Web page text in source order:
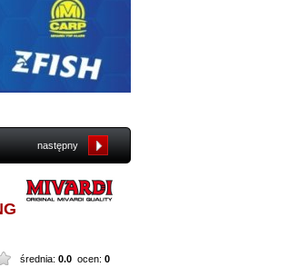
następny
średnia: 0.0 ocen: 0